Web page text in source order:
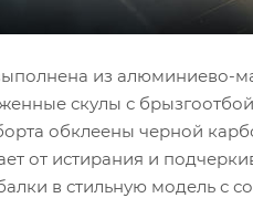
из алюминиево-
скулы с
обклеены черной
от истирания и
в стильную модель с